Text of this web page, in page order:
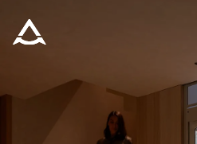
เครื่องมือและเอกสาร